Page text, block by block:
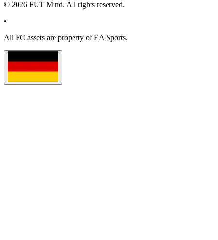
© 2026 FUT Mind. All rights reserved.
•
All FC assets are property of EA Sports.